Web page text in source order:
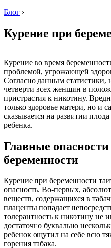
Блог ›
Курение при
Курение во время
проблемой, угрожающей
Согласно данным статистики,
четверти всех женщин в
пристрастия к никотину.
только здоровье матери, но и
сказывается на развитии
ребенка.
Главные
беременности
Курение при беременности
опасность. Во-первых,
веществ, содержащихся в
плаценты попадает
толерантность к никотину не
достаточно буквально
ребенок ощутил на себе всю
горения табака.